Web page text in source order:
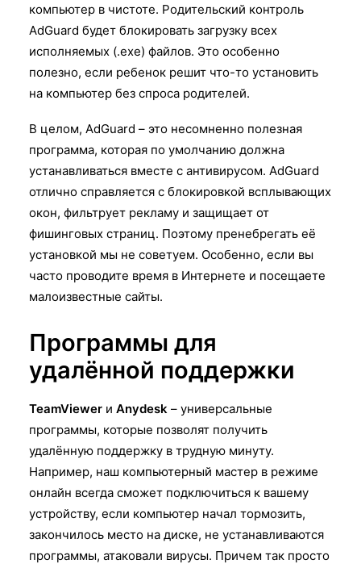
компьютер в чистоте. Родительский контроль
AdGuard будет блокировать загрузку всех
исполняемых (.ехе) файлов. Это особенно
полезно, если ребенок решит что-то установить
на компьютер без спроса родителей.
В целом, AdGuard – это несомненно полезная
программа, которая по умолчанию должна
устанавливаться вместе c антивирусом. AdGuard
отлично справляется с блокировкой всплывающих
окон, фильтрует рекламу и защищает от
фишинговых страниц. Поэтому пренебрегать её
установкой мы не советуем. Особенно, если вы
часто проводите время в Интернете и посещаете
малоизвестные сайты.
Программы для
удалённой поддержки
TeamViewer и Anydesk – универсальные
программы, которые позволят получить
удалённую поддержку в трудную минуту.
Например, наш компьютерный мастер в режиме
онлайн всегда сможет подключиться к вашему
устройству, если компьютер начал тормозить,
закончилось место на диске, не устанавливаются
программы, атаковали вирусы. Причем так просто